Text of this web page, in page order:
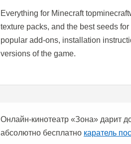
Everything for Minecraft
texture packs, and the best seeds
popular add-ons, installation
versions of the game.
Онлайн-кинотеатр «Зона» дарит
абсолютно бесплатно каратель